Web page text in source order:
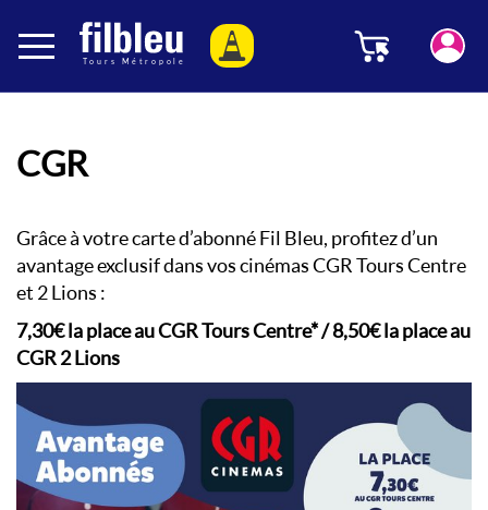
CGR
Grâce à votre carte d’abonné Fil Bleu, profitez d’un
avantage exclusif dans vos cinémas CGR Tours Centre
et 2 Lions :
7,30€ la place au CGR Tours Centre* / 8,50€ la place au
CGR 2 Lions